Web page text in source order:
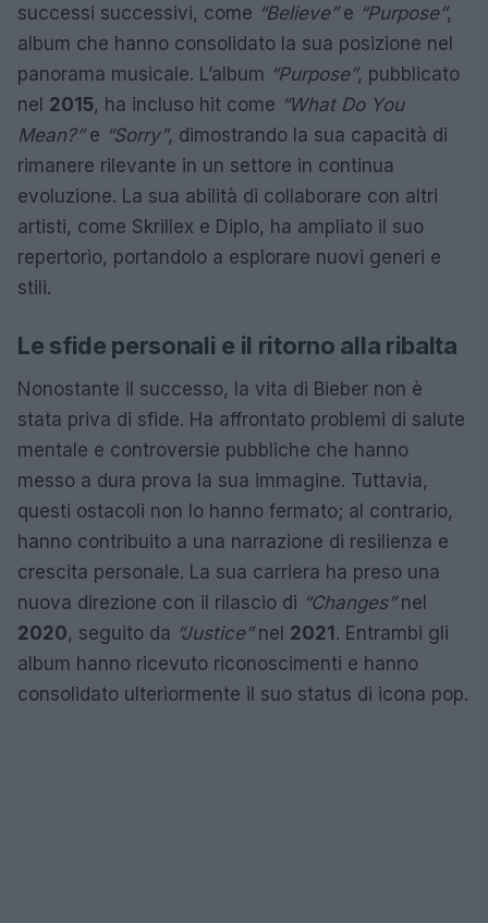
successi successivi, come “Believe”e “Purpose”,
album che hanno consolidato la sua posizione nel
panorama musicale. L’album “Purpose”, pubblicato
nel 2015, ha incluso hit come “What Do You
Mean?”e “Sorry”, dimostrando la sua capacità di
rimanere rilevante in un settore in continua
evoluzione. La sua abilità di collaborare con altri
artisti, come Skrillex e Diplo, ha ampliato il suo
repertorio, portandolo a esplorare nuovi generi e
stili.
Le sfide personali e il ritorno alla ribalta
Nonostante il successo, la vita di Bieber non è
stata priva di sfide. Ha affrontato problemi di salute
mentale e controversie pubbliche che hanno
messo a dura prova la sua immagine. Tuttavia,
questi ostacoli non lo hanno fermato; al contrario,
hanno contribuito a una narrazione di resilienza e
crescita personale. La sua carriera ha preso una
nuova direzione con il rilascio di “Changes”nel
2020, seguito da “Justice”nel 2021. Entrambi gli
album hanno ricevuto riconoscimenti e hanno
consolidato ulteriormente il suo status di icona pop.